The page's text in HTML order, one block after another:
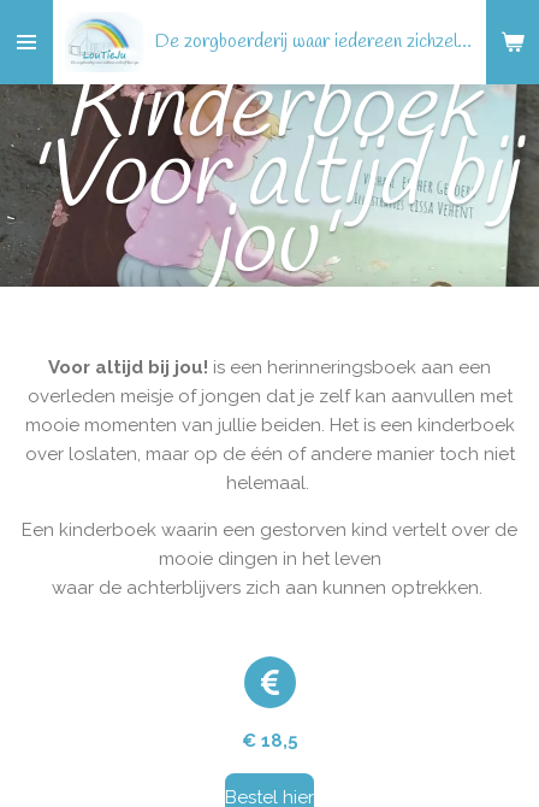
direct
naar
hoofdinhoud
De zorgboerderij waar iedereen zichzelf kan zijn!
Kinderboek
'Voor altijd bij
jou'
Voor altijd bij jou! is een herinneringsboek aan een
overleden meisje of jongen dat je zelf kan aanvullen met
mooie momenten van jullie beiden. Het is een kinderboek
over loslaten, maar op de één of andere manier toch niet
helemaal.
Een kinderboek waarin een gestorven kind vertelt over de
mooie dingen in het leven
waar de achterblijvers zich aan kunnen optrekken.
€ 18,5
Bestel hier